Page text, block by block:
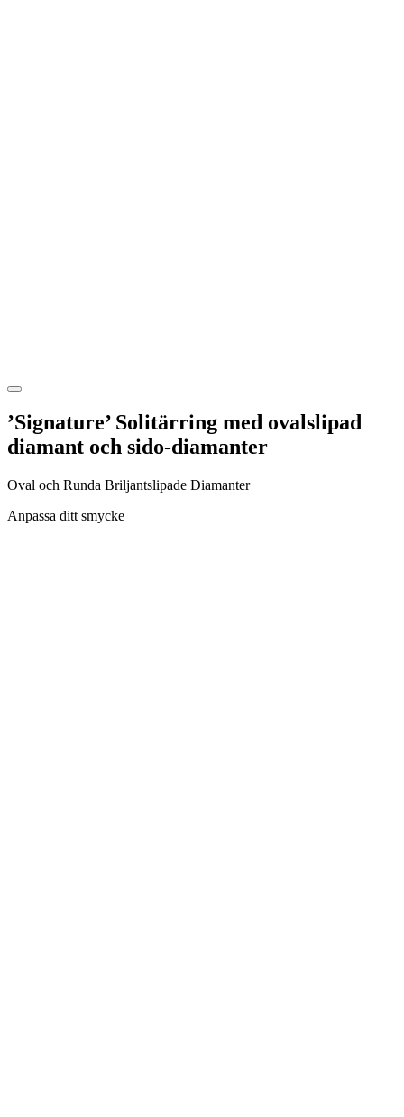
’Signature’ Solitärring med ovalslipad
diamant och sido-diamanter
Oval och Runda Briljantslipade Diamanter
Anpassa ditt smycke